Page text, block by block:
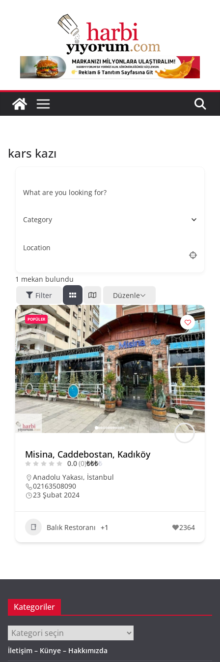
kars kazı
What are you looking for?
Category
Location
1 mekan bulundu
Filter
Düzenle
POPÜLER
Misina, Caddebostan, Kadıköy
0.0(0)₺₺₺₺
Anadolu Yakası, İstanbul
02163508090
23 Şubat 2024
Balık Restoranı +1 2364
Kategoriler
Kategoriler
İletişim – Künye – Hakkımızda